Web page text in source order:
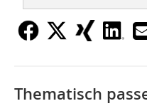
Thematisch